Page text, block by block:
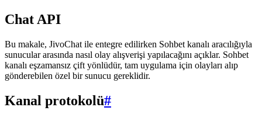
Chat API
Bu makale, JivoChat ile entegre edilirken Sohbet kanalı aracılığıyla
sunucular arasında nasıl olay alışverişi yapılacağını açıklar. Sohbet
kanalı eşzamansız çift yönlüdür, tam uygulama için olayları alıp
gönderebilen özel bir sunucu gereklidir.
Kanal protokolü#